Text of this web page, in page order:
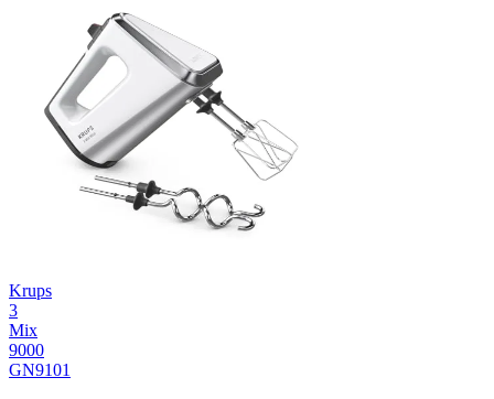
Krups
3
Mix
9000
GN9101